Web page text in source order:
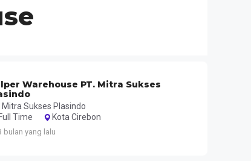
Warehouse PT. Mitra Sukses
Mitra Sukses Plasindo
Time
Kota Cirebon
bulan yang lalu